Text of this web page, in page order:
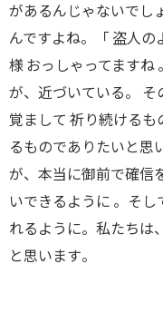
があるんじゃないでし
んですよね。「 盗人の
様 おっしゃってますね 。
が、近づいている。 そ
覚まして 祈り続ける
るものでありたいと思
が、 本当に御前で確信
いできるように 。
そし
れるように。 私たちは、
と思います。